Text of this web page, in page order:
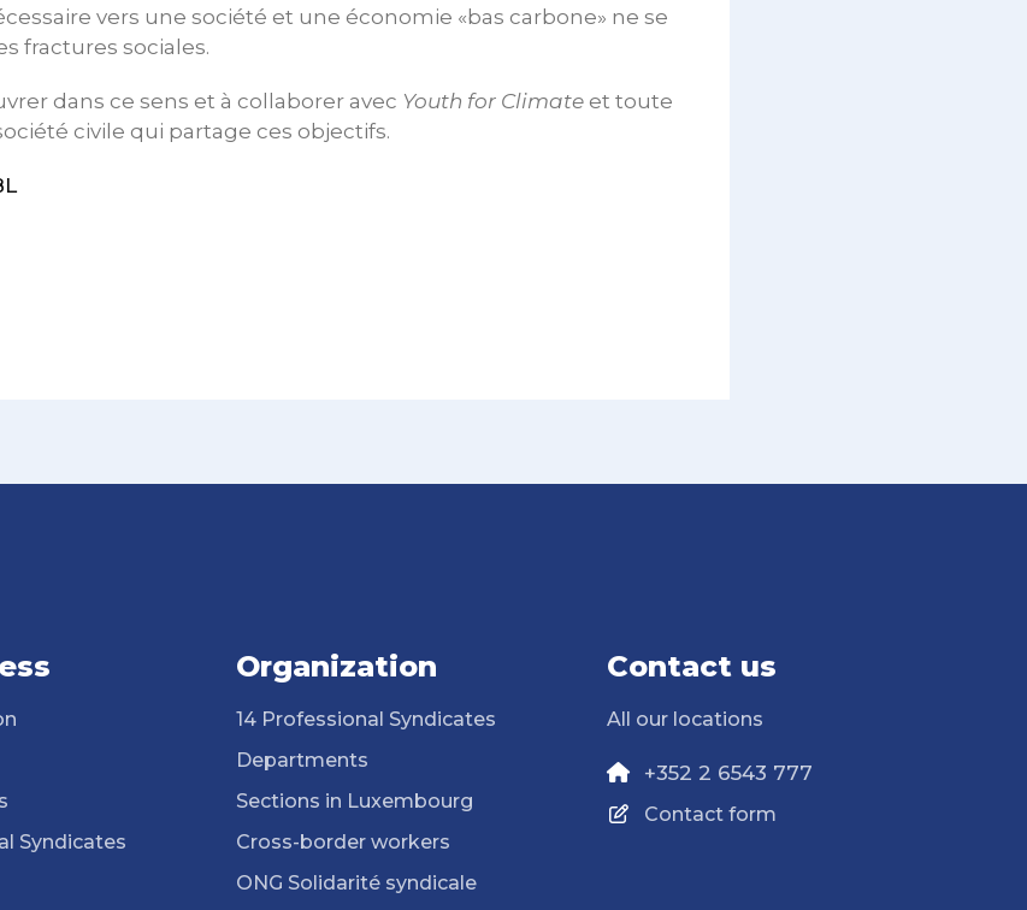
vers une société et une économie «bas carbone» ne se
fractures sociales.
dans ce sens et à collaborer avec Youth for Climate et toute
civile qui partage ces objectifs.
Syndicates
Organization
14 Professional Syndicates
Departments
Sections in Luxembourg
Cross-border workers
ONG Solidarité syndicale
Contact us
All our locations
+352 2 6543 777
Contact form